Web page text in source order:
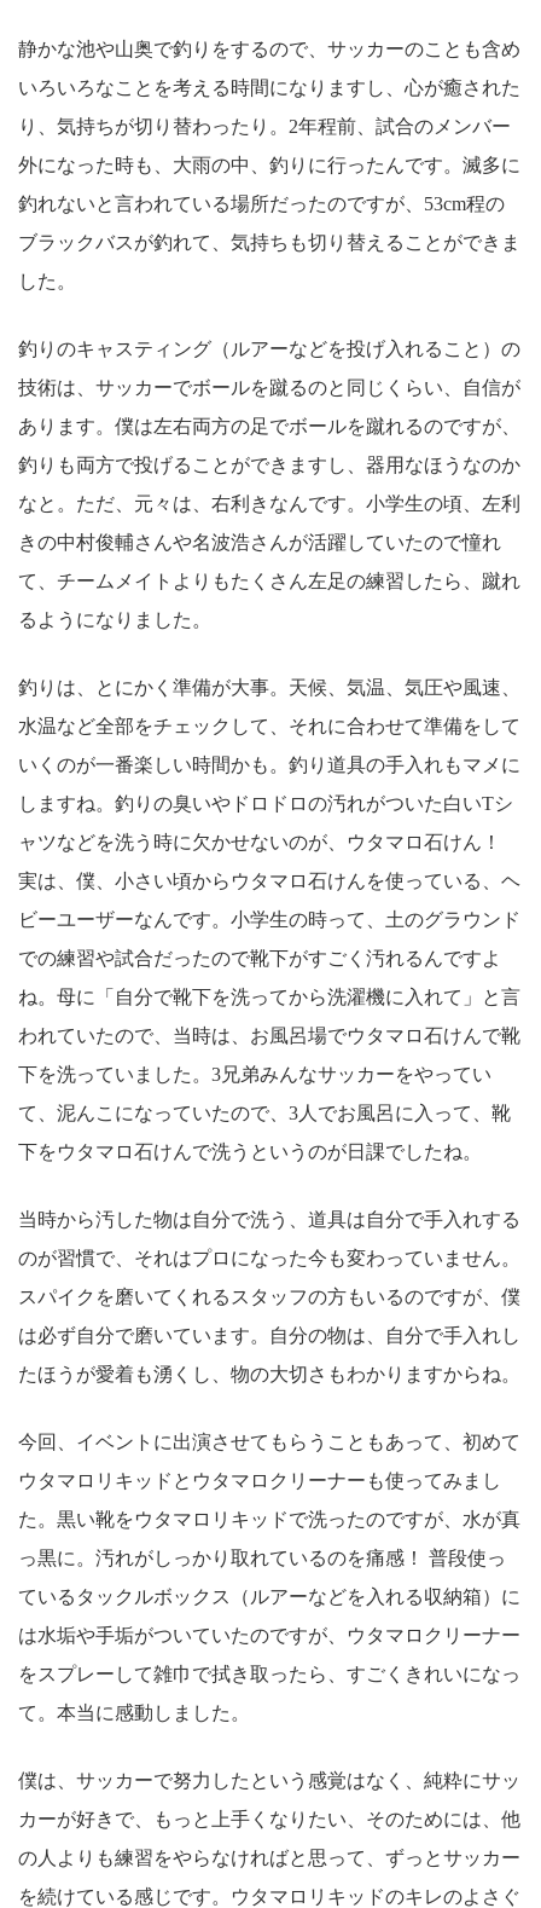
静かな池や山奥で釣りをするので、サッカーのことも含め
いろいろなことを考える時間になりますし、心が癒された
り、気持ちが切り替わったり。2年程前、試合のメンバー
外になった時も、大雨の中、釣りに行ったんです。滅多に
釣れないと言われている場所だったのですが、53cm程の
ブラックバスが釣れて、気持ちも切り替えることができま
した。
釣りのキャスティング（ルアーなどを投げ入れること）の
技術は、サッカーでボールを蹴るのと同じくらい、自信が
あります。僕は左右両方の足でボールを蹴れるのですが、
釣りも両方で投げることができますし、器用なほうなのか
なと。ただ、元々は、右利きなんです。小学生の頃、左利
きの中村俊輔さんや名波浩さんが活躍していたので憧れ
て、チームメイトよりもたくさん左足の練習したら、蹴れ
るようになりました。
釣りは、とにかく準備が大事。天候、気温、気圧や風速、
水温など全部をチェックして、それに合わせて準備をして
いくのが一番楽しい時間かも。釣り道具の手入れもマメに
しますね。釣りの臭いやドロドロの汚れがついた白いTシ
ャツなどを洗う時に欠かせないのが、ウタマロ石けん！
実は、僕、小さい頃からウタマロ石けんを使っている、ヘ
ビーユーザーなんです。小学生の時って、土のグラウンド
での練習や試合だったので靴下がすごく汚れるんですよ
ね。母に「自分で靴下を洗ってから洗濯機に入れて」と言
われていたので、当時は、お風呂場でウタマロ石けんで靴
下を洗っていました。3兄弟みんなサッカーをやってい
て、泥んこになっていたので、3人でお風呂に入って、靴
下をウタマロ石けんで洗うというのが日課でしたね。
当時から汚した物は自分で洗う、道具は自分で手入れする
のが習慣で、それはプロになった今も変わっていません。
スパイクを磨いてくれるスタッフの方もいるのですが、僕
は必ず自分で磨いています。自分の物は、自分で手入れし
たほうが愛着も湧くし、物の大切さもわかりますからね。
今回、イベントに出演させてもらうこともあって、初めて
ウタマロリキッドとウタマロクリーナーも使ってみまし
た。黒い靴をウタマロリキッドで洗ったのですが、水が真
っ黒に。汚れがしっかり取れているのを痛感！ 普段使っ
ているタックルボックス（ルアーなどを入れる収納箱）に
は水垢や手垢がついていたのですが、ウタマロクリーナー
をスプレーして雑巾で拭き取ったら、すごくきれいになっ
て。本当に感動しました。
僕は、サッカーで努力したという感覚はなく、純粋にサッ
カーが好きで、もっと上手くなりたい、そのためには、他
の人よりも練習をやらなければと思って、ずっとサッカー
を続けている感じです。ウタマロリキッドのキレのよさぐ